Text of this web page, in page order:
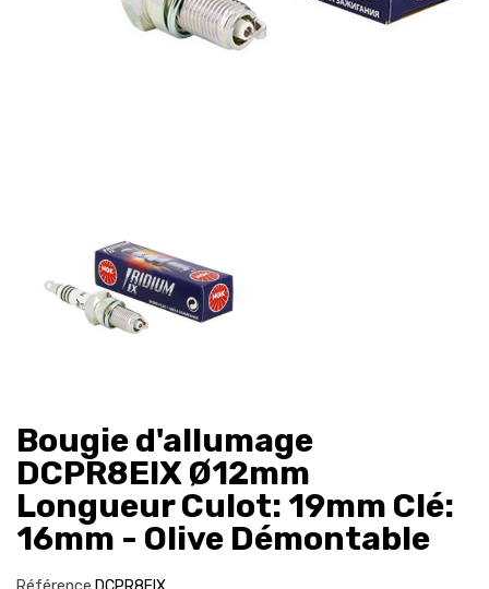
Bougie d'allumage
DCPR8EIX Ø12mm
Longueur Culot: 19mm Clé:
16mm - Olive Démontable